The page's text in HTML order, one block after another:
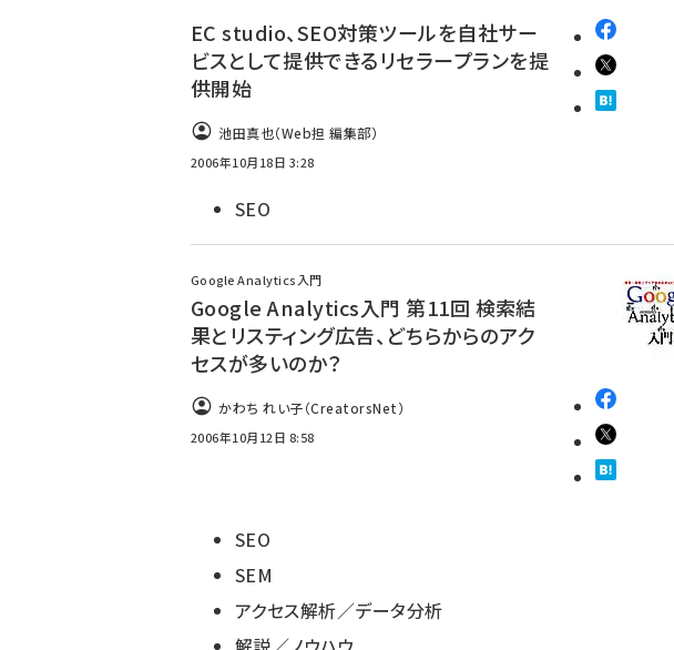
EC studio、SEO対策ツールを自社サー
ビスとして提供できるリセラープランを提
供開始
池田真也（Web担 編集部）
2006年10月18日 3:28
SEO
Google Analytics入門
Google Analytics入門 第11回 検索結
果とリスティング広告、どちらからのアク
セスが多いのか？
かわち れい子（CreatorsNet）
2006年10月12日 8:58
SEO
SEM
アクセス解析／データ分析